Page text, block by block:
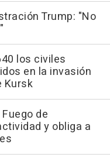
Trump: "No
los civiles
en la invasión
Kursk
de
y obliga a